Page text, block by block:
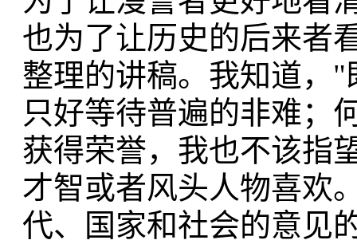
也为了让历史的后来者
整理的讲稿。我知道，
只好等待普遍的非难；
获得荣誉，我也不该指
才智或者风头人物喜欢
代、国家和社会的意见